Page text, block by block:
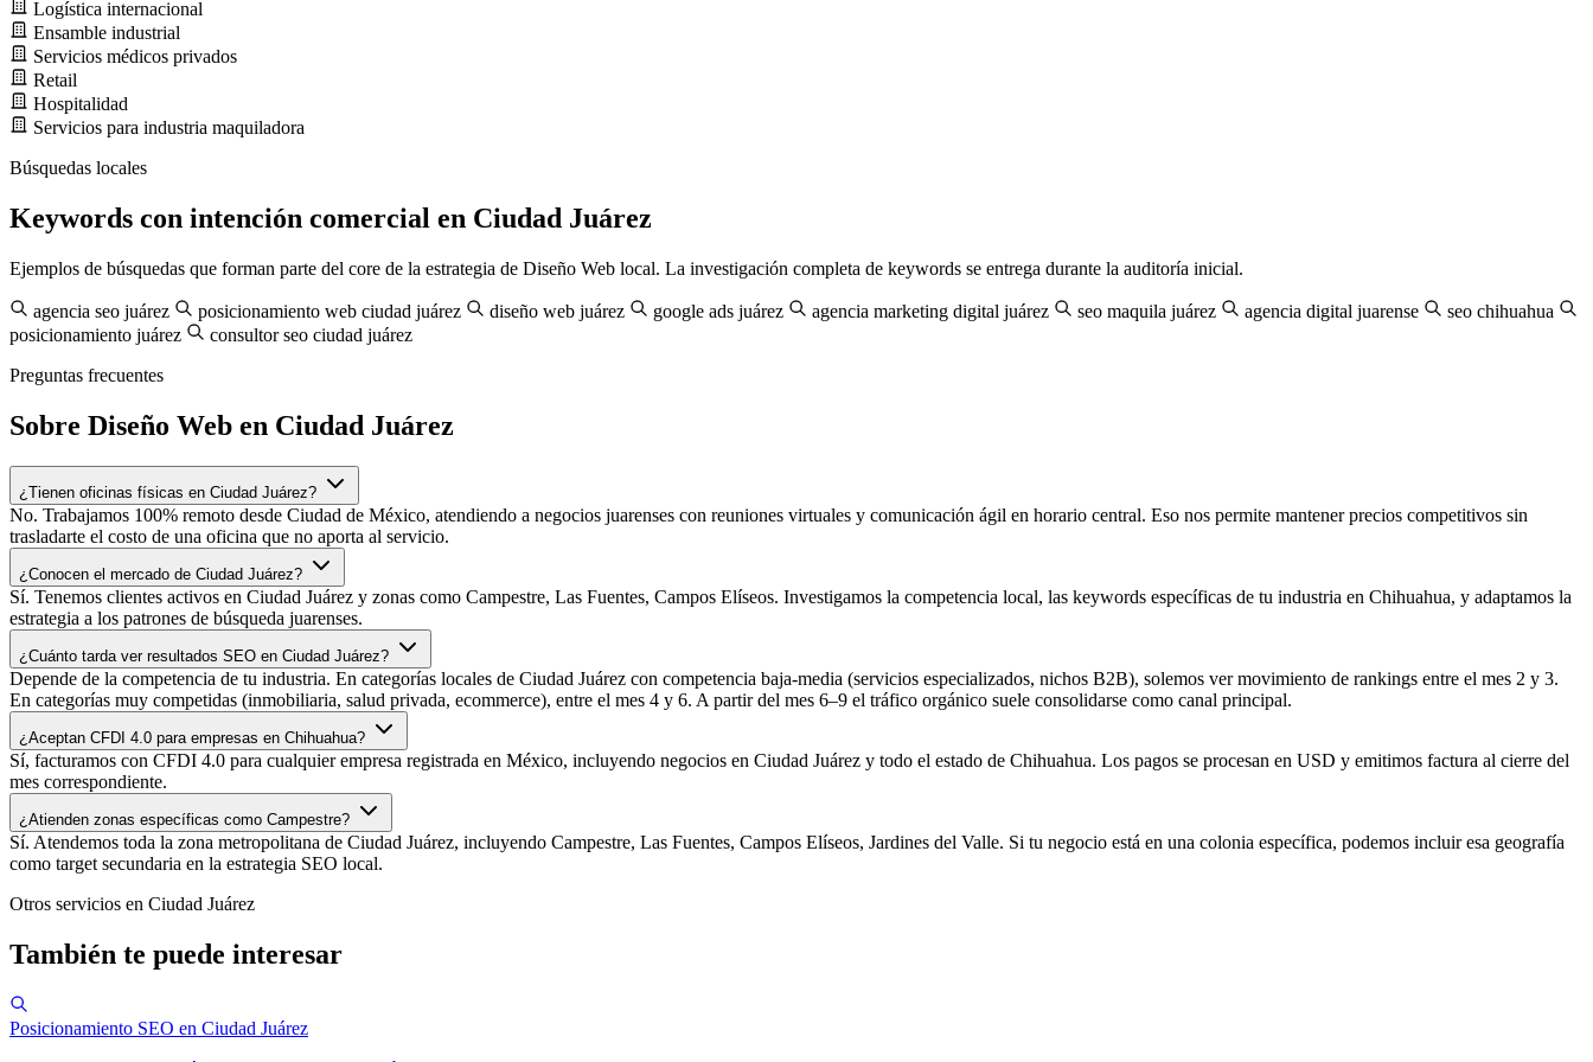
Logística internacional
Ensamble industrial
Servicios médicos privados
Retail
Hospitalidad
Servicios para industria maquiladora
Búsquedas locales
Keywords con intención comercial en Ciudad Juárez
Ejemplos de búsquedas que forman parte del core de la estrategia de Diseño Web local. La investigación completa de keywords se entrega durante la auditoría inicial.
agencia seo juárez posicionamiento web ciudad juárez diseño web juárez google ads juárez agencia marketing digital juárez seo maquila juárez agencia digital juarense
seo chihuahua
posicionamiento juárez
consultor seo ciudad juárez
Preguntas frecuentes
Sobre Diseño Web en Ciudad Juárez
¿Tienen oficinas físicas en Ciudad Juárez?
No. Trabajamos 100% remoto desde Ciudad de México, atendiendo a negocios juarenses con reuniones virtuales y comunicación ágil en horario central. Eso nos permite mantener precios competitivos sin
trasladarte el costo de una oficina que no aporta al servicio.
¿Conocen el mercado de Ciudad Juárez?
Sí. Tenemos clientes activos en Ciudad Juárez y zonas como Campestre, Las Fuentes, Campos Elíseos. Investigamos la competencia local, las keywords específicas de tu industria en Chihuahua, y adaptamos la
estrategia a los patrones de búsqueda juarenses.
¿Cuánto tarda ver resultados SEO en Ciudad Juárez?
Depende de la competencia de tu industria. En categorías locales de Ciudad Juárez con competencia baja-media (servicios especializados, nichos B2B), solemos ver movimiento de rankings entre el mes 2 y 3.
En categorías muy competidas (inmobiliaria, salud privada, ecommerce), entre el mes 4 y 6. A partir del mes 6–9 el tráfico orgánico suele consolidarse como canal principal.
¿Aceptan CFDI 4.0 para empresas en Chihuahua?
Sí, facturamos con CFDI 4.0 para cualquier empresa registrada en México, incluyendo negocios en Ciudad Juárez y todo el estado de Chihuahua. Los pagos se procesan en USD y emitimos factura al cierre del
mes correspondiente.
¿Atienden zonas específicas como Campestre?
Sí. Atendemos toda la zona metropolitana de Ciudad Juárez, incluyendo Campestre, Las Fuentes, Campos Elíseos, Jardines del Valle. Si tu negocio está en una colonia específica, podemos incluir esa geografía
como target secundaria en la estrategia SEO local.
Otros servicios en Ciudad Juárez
También te puede interesar
Posicionamiento SEO en Ciudad Juárez